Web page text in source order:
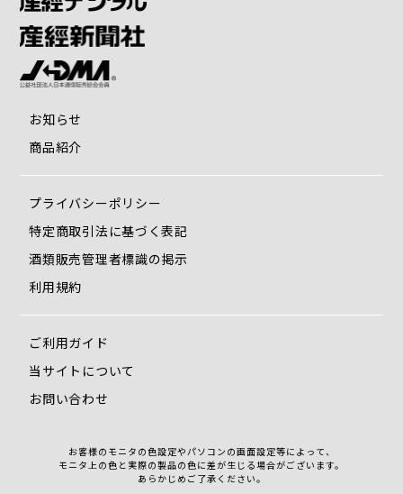
お知らせ
商品紹介
プライバシーポリシー
特定商取引法に基づく表記
酒類販売管理者標識の掲示
利用規約
ご利用ガイド
当サイトについて
お問い合わせ
お客様のモニタの色設定やパソコンの画面設定等によって、
モニタ上の色と実際の製品の色に差が生じる場合がございます。
あらかじめご了承ください。